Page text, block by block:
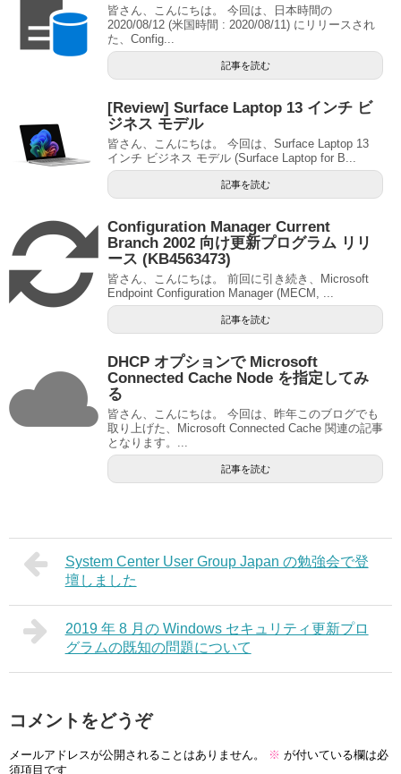
皆さん、こんにちは。 今回は、日本時間の
2020/08/12 (米国時間 : 2020/08/11) にリリースされ
た、Config...
記事を読む
[Review] Surface Laptop 13 インチ ビ
ジネス モデル
皆さん、こんにちは。 今回は、Surface Laptop 13
インチ ビジネス モデル (Surface Laptop for B...
記事を読む
Configuration Manager Current
Branch 2002 向け更新プログラム リリ
ース (KB4563473)
皆さん、こんにちは。 前回に引き続き、Microsoft
Endpoint Configuration Manager (MECM, ...
記事を読む
DHCP オプションで Microsoft
Connected Cache Node を指定してみ
る
皆さん、こんにちは。 今回は、昨年このブログでも
取り上げた、Microsoft Connected Cache 関連の記事
となります。...
記事を読む
System Center User Group Japan の勉強会で登
壇しました
2019 年 8 月の Windows セキュリティ更新プロ
グラムの既知の問題について
コメントをどうぞ
メールアドレスが公開されることはありません。 ※ が付いている欄は必
須項目です